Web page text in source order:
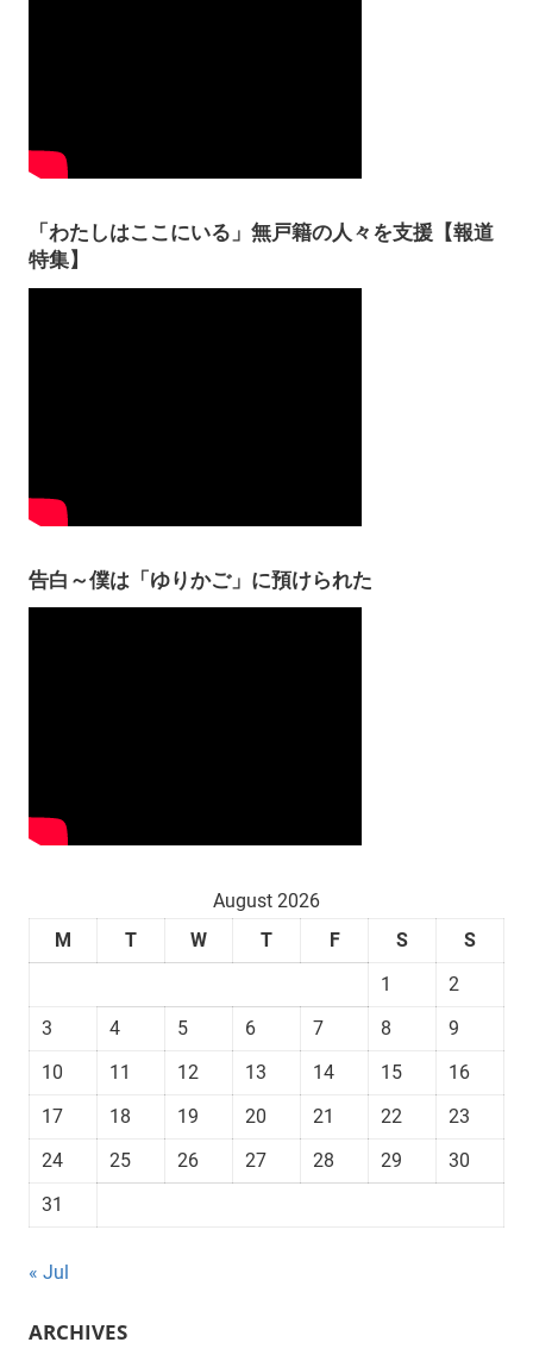
「わたしはここにいる」無戸籍の人々を支援【報道
特集】
告白～僕は「ゆりかご」に預けられた
August 2026
M
T W T F S
S
1
2
3
4 5 6 7 8
9
10
11 12 13 14 15
16
17
18 19 20 21 22
23
24
25 26 27 28 29
30
31
« Jul
ARCHIVES